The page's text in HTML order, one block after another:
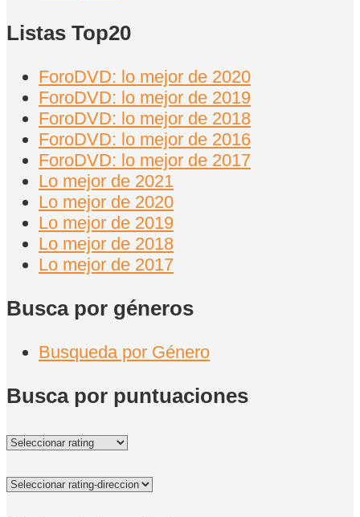
Listas Top20
ForoDVD: lo mejor de 2020
ForoDVD: lo mejor de 2019
ForoDVD: lo mejor de 2018
ForoDVD: lo mejor de 2016
ForoDVD: lo mejor de 2017
Lo mejor de 2021
Lo mejor de 2020
Lo mejor de 2019
Lo mejor de 2018
Lo mejor de 2017
Busca por géneros
Busqueda por Género
Busca por puntuaciones